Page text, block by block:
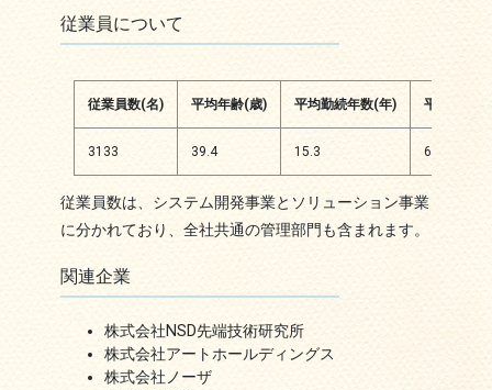
従業員について
従業員数(名) 平均年齢(歳) 平均勤続年数(年) 平均年間
3133 39.4 15.3 6960
従業員数は、システム開発事業とソリューション事業
に分かれており、全社共通の管理部門も含まれます。
関連企業
株式会社NSD先端技術研究所
株式会社アートホールディングス
株式会社ノーザ